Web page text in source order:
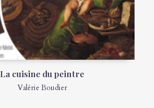
La cuisine du peintre
Valérie Boudier